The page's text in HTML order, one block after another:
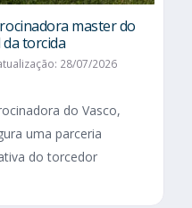
master do
da torcida
28/07/2026
do Vasco,
uma parceria
do torcedor